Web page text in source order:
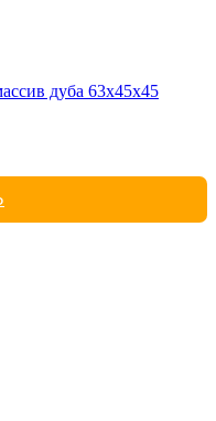
дуба 63х45х45